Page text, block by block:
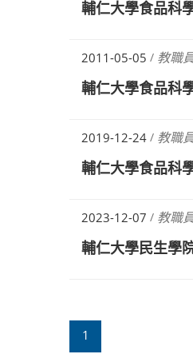
輔仁大學食品科
2011-05-05 / 教職
輔仁大學食品科
2019-12-24 / 教職
輔仁大學食品科
2023-12-07 / 教職
輔仁大學民生學
1